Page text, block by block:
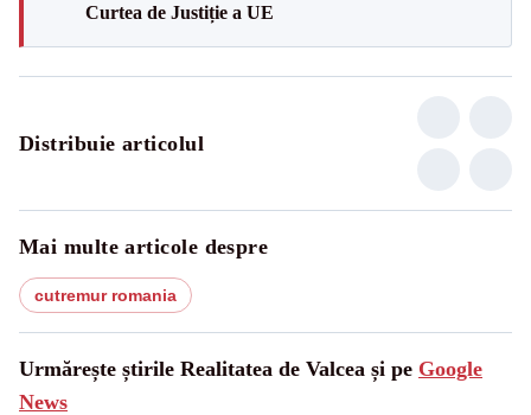
Curtea de Justiție a UE
Distribuie articolul
Mai multe articole despre
cutremur romania
Urmărește știrile Realitatea de Valcea și pe Google
News